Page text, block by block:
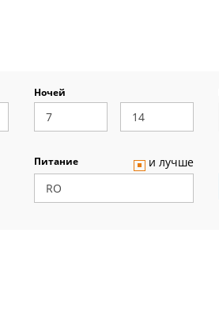
Ночей
Питание и лучше